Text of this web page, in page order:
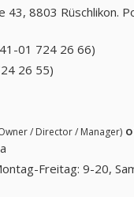
01 724 26 66)
26 55)
/ Director / Manager)
Freitag: 9-20,